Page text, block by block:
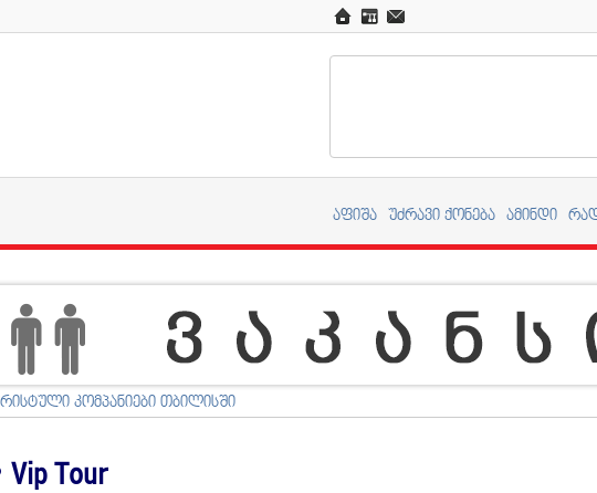
აფიშა უძრავი ქონება ამინდი
კომპანიები თბილისში
Tour